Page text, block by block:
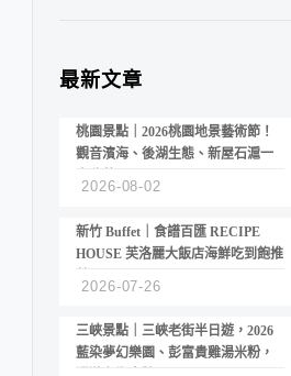
最新文章
桃園景點｜2026桃園地景藝術節！
觀音濱海、後湖生態、新屋石滬一
2026-08-02
新竹 Buffet｜食譜百匯 RECIPE
HOUSE 芙洛麗大飯店海鮮吃到飽推
2026-07-26
三峽景點｜三峽老街半日遊，2026
藍染夢幻樂園、彭富貴雞湯米粉，